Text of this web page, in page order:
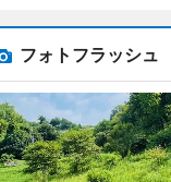
フォトフラッシュ